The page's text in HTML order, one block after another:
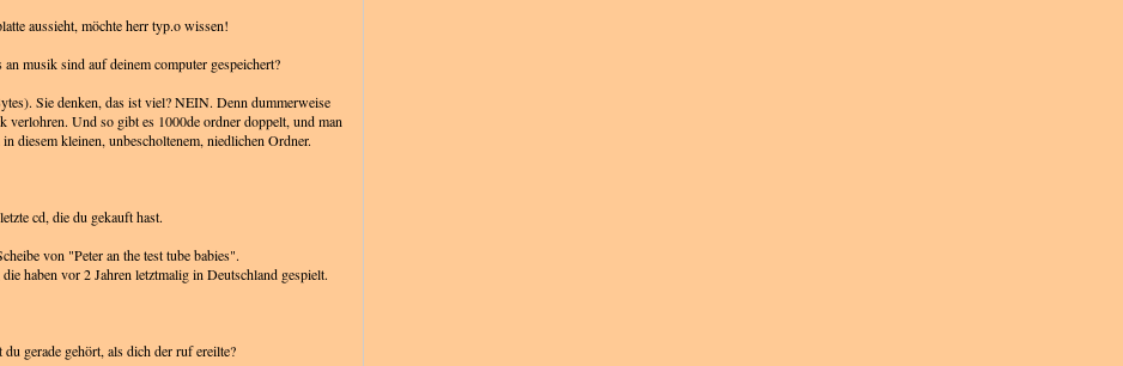
aussieht, möchte herr typ.o wissen!
musik sind auf deinem computer gespeichert?
Sie denken, das ist viel? NEIN. Denn dummerweise
verlohren. Und so gibt es 1000de ordner doppelt, und man
diesem kleinen, unbescholtenem, niedlichen Ordner.
cd, die du gekauft hast.
von "Peter an the test tube babies".
haben vor 2 Jahren letztmalig in Deutschland gespielt.
gerade gehört, als dich der ruf ereilte?